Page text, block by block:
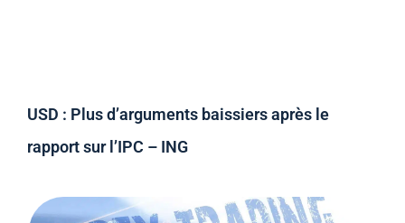
USD : Plus d’arguments baissiers après le
rapport sur l’IPC – ING